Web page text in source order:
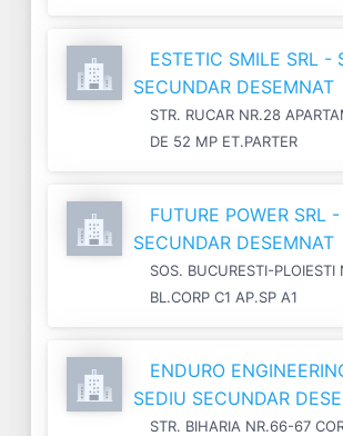
ESTETIC SMILE SRL -
SECUNDAR DESEMNAT
STR. RUCAR NR.28
DE 52 MP ET.PARTER
FUTURE POWER SRL
SECUNDAR DESEMNAT
SOS. BUCURESTI-PLOIESTI
BL.CORP C1 AP.SP A1
ENDURO
SEDIU SECUNDAR
STR. BIHARIA NR.66-67